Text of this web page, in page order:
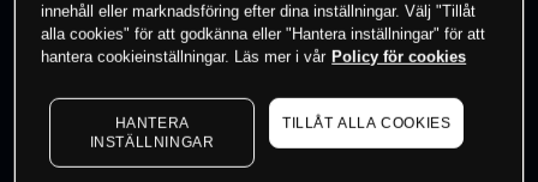
instrument
Börja handla
innehåll eller marknadsföring efter dina inställningar. Välj "Tillåt
alla cookies" för att godkänna eller "Hantera inställningar" för att
hantera cookieinställningar. Läs mer i vår Policy för cookies
HANTERA
INSTÄLLNINGAR
TILLÅT ALLA COOKIES